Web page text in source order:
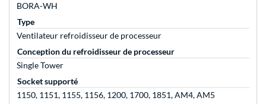
BORA-WH
Type
Ventilateur refroidisseur de processeur
Conception du refroidisseur de processeur
Single Tower
Socket supporté
1150, 1151, 1155, 1156, 1200, 1700, 1851, AM4, AM5